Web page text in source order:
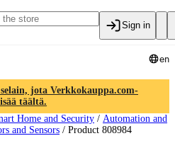
Sign in
en
jota Verkkokauppa.com-
täältä.
Home and Security / Automation and
and Sensors / Product 808984